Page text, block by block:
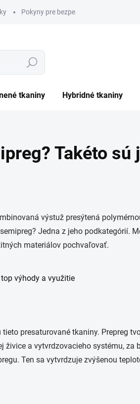
Pokyny pre bezpečnosť
Hľadať
tkaniny hybridné tkaniny
Takéto sú
výstuž presýtená
Jedna z jeho podkategórií.
materiálov pochvaľovať.
presaturované tkaniny. Prepreg
živice a vytvrdzovacieho systému, za
Ten sa vytvrdzuje zvýšenou